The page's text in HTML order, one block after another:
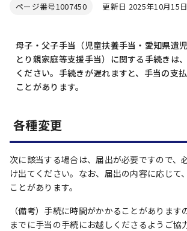
ページ番号1007450 更新日 2025年10月15日
母子・父子手当（児童扶養手当・愛知県遺
とり親家庭等支援手当）に関する手続きは
ください。手続きが遅れますと、手当の支
ことがあります。
各種変更
次に該当する場合は、届出が必要ですので、
け出てください。なお、届出の内容に応じて
ことがあります。
（備考）手続に時間がかかることがありま
までに手当の手続にお越しくださるようご協